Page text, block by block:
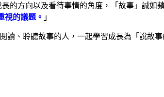
的方向以及看待事情的角度，「故事」誠如
視的議題。 」
讀、聆聽故事的人，一起學習成長為「說故